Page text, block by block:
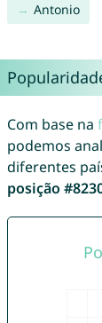
Antonio
Com base na
podemos
diferentes
posição